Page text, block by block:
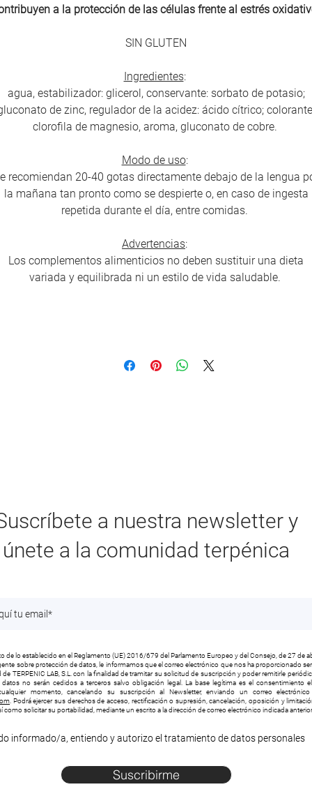
a la protección de las células frente al estrés
SIN GLUTEN
Ingredientes:
agua, estabilizador: glicerol, conservante: sorbato de potasio;
de zinc, regulador de la acidez: ácido cítrico;
clorofila de magnesio, aroma, gluconato de cobre.
Modo de uso:
recomiendan 20-40 gotas directamente debajo de la lengua
la mañana tan pronto como se despierte o, en caso de ingesta
repetida durante el día, entre comidas.
Advertencias:
Los complementos alimenticios no deben sustituir una dieta
variada y equilibrada ni un estilo de vida saludable.
a nuestra newsletter y
únete a la comunidad terpénica
de lo establecido en el Reglamento (UE) 2016/679 del Parlamento Europeo y del Consejo, de 27 de
sobre protección de datos, le informamos que el correo electrónico que nos ha proporcionado
TERPENIC LAB, S.L. con la finalidad de tramitar su solicitud de suscripción y poder remitirle
datos no serán cedidos a terceros salvo obligación legal. La base legítima es el consentimiento
momento, cancelando su suscripción al Newsletter, enviando un correo
. Podrá ejercer sus derechos de acceso, rectificación o supresión, cancelación, oposición y
como solicitar su portabilidad, mediante un escrito a la dirección de correo electrónico indicada
informado/a, entiendo y autorizo el tratamiento de datos personales
Suscribirme